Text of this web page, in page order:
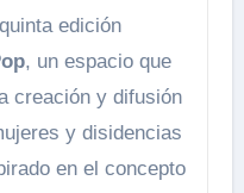
edición
, un espacio que
creación y difusión
y disidencias
en el concepto